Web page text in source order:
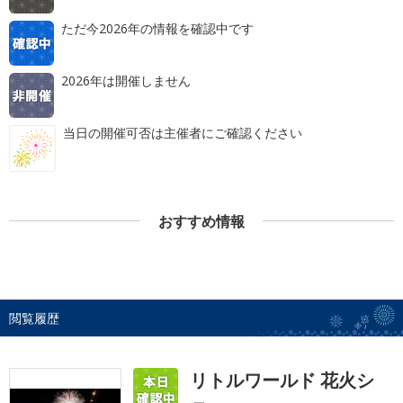
ただ今2026年の情報を確認中です
2026年は開催しません
当日の開催可否は主催者にご確認ください
おすすめ情報
閲覧履歴
リトルワールド 花火シ